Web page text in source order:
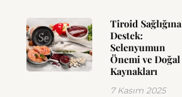
Tiroid Sağlığına
Destek:
Selenyumun
Önemi ve Doğal
Kaynakları
7 Kasım 2025